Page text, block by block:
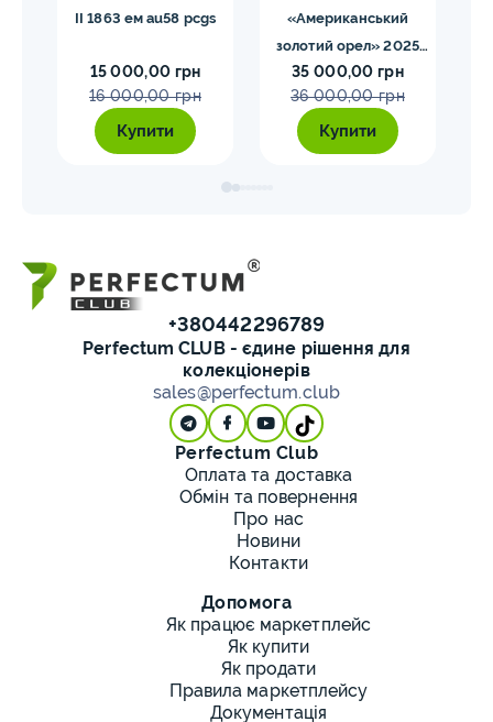
II 1863 ем au58 pcgs
15 000,00 грн
16 000,00 грн
Купити
«Американський
золотий орел» 2025
MS70 NGC орел тип2
35 000,00 грн
36 000,00 грн
Купити
+380442296789
Perfectum CLUB - єдине рішення для
колекціонерів
sales@perfectum.club
Perfectum Club
Оплата та доставка
Обмін та повернення
Про нас
Новини
Контакти
Допомога
Як працює маркетплейс
Як купити
Як продати
Правила маркетплейсу
Документація